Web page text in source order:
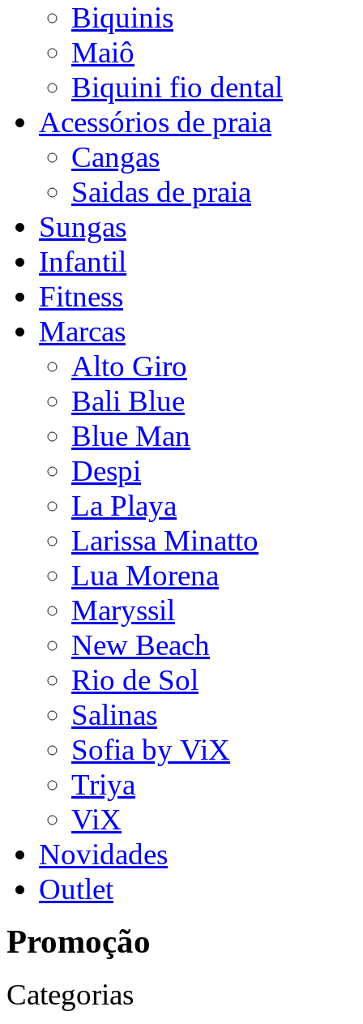
Biquinis
Maiô
Biquini fio dental
Acessórios de praia
Cangas
Saidas de praia
Sungas
Infantil
Fitness
Marcas
Alto Giro
Bali Blue
Blue Man
Despi
La Playa
Larissa Minatto
Lua Morena
Maryssil
New Beach
Rio de Sol
Salinas
Sofia by ViX
Triya
ViX
Novidades
Outlet
Promoção
Categorias